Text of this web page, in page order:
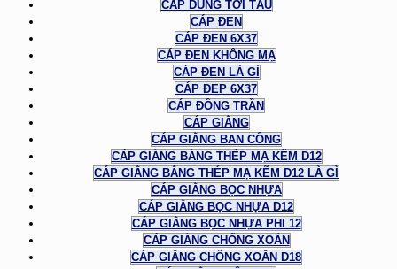
CÁP DÙNG TỜI TÀU
CÁP ĐEN
CÁP ĐEN 6X37
CÁP ĐEN KHÔNG MẠ
CÁP ĐEN LÀ GÌ
CÁP ĐEP 6X37
CÁP ĐỒNG TRẦN
CÁP GIẰNG
CÁP GIẰNG BAN CÔNG
CÁP GIẰNG BẰNG THÉP MẠ KẼM D12
CÁP GIẰNG BẰNG THÉP MẠ KẼM D12 LÀ GÌ
CÁP GIẰNG BỌC NHỰA
CÁP GIẰNG BỌC NHỰA D12
CÁP GIẰNG BỌC NHỰA PHI 12
CÁP GIẰNG CHỐNG XOẮN
CÁP GIẰNG CHỐNG XOẮN D18